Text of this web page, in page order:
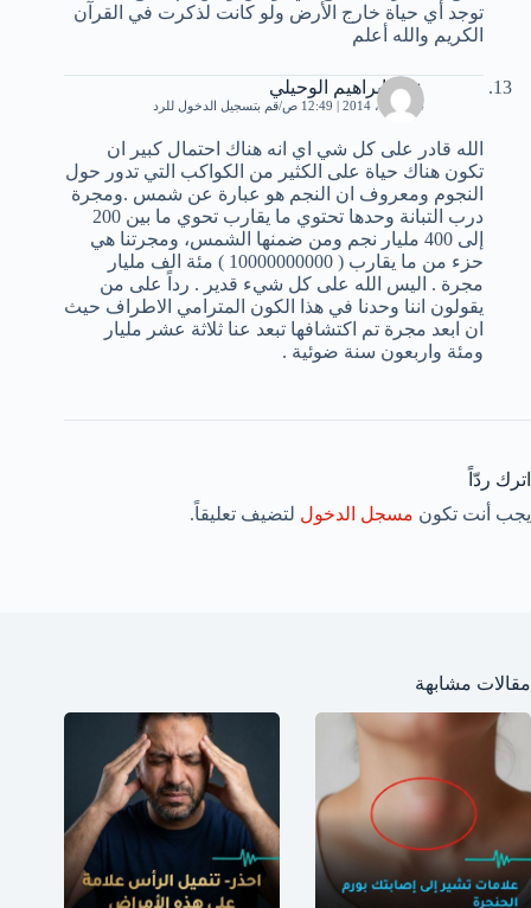
توجد أي حياة خارج الأرض ولو كانت لذكرت في القرآن
الكريم والله أعلم
علي ابراهيم الوحيلي
24 أبريل، 2014 | 12:49 ص قم بتسجيل الدخول للرد
الله قادر على كل شي اي انه هناك احتمال كبير ان
تكون هناك حياة على الكثير من الكواكب التي تدور حول
النجوم ومعروف ان النجم هو عبارة عن شمس .ومجرة
درب التبانة وحدها تحتوي ما يقارب تحوي ما بين 200
إلى 400 مليار نجم ومن ضمنها الشمس، ومجرتنا هي
حزء من ما يقارب ( 10000000000 ) مئة الف مليار
مجرة . اليس الله على كل شيء قدير . رداً على من
يقولون اننا وحدنا في هذا الكون المترامي الاطراف حيث
ان ابعد مجرة تم اكتشافها تبعد عنا ثلاثة عشر مليار
ومئة واربعون سنة ضوئية .
اترك ردّاً
يجب أنت تكون مسجل الدخول لتضيف تعليقاً.
مقالات مشابهة